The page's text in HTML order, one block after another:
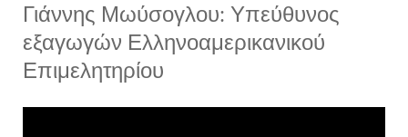
Γιάννης Μωύσογλου: Υπεύθυνος
εξαγωγών Ελληνοαμερικανικού
Επιμελητηρίου